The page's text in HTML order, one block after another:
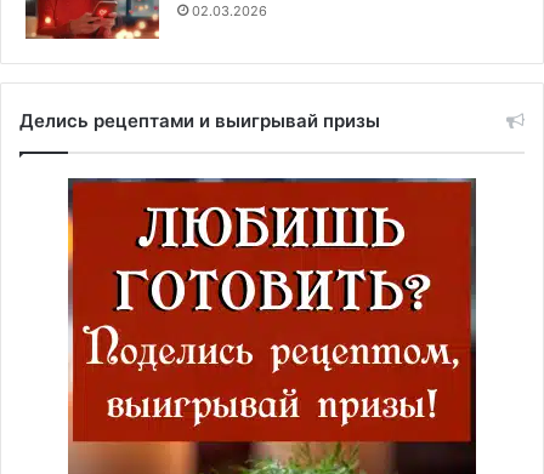
02.03.2026
Делись рецептами и выигрывай призы